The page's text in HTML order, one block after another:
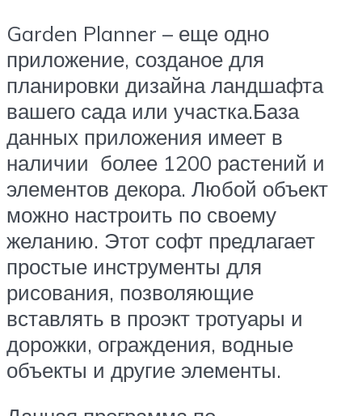
Garden Planner – еще одно
приложение, созданое для
планировки дизайна ландшафта
вашего сада или участка.База
данных приложения имеет в
наличии более 1200 растений и
элементов декора. Любой объект
можно настроить по своему
желанию. Этот софт предлагает
простые инструменты для
рисования, позволяющие
вставлять в проэкт тротуары и
дорожки, ограждения, водные
объекты и другие элементы.